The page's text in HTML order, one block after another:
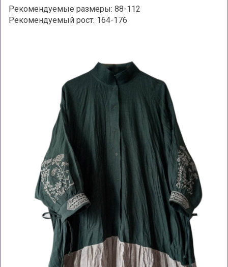
Рекомендуемые размеры: 88-112
Рекомендуемый рост: 164-176